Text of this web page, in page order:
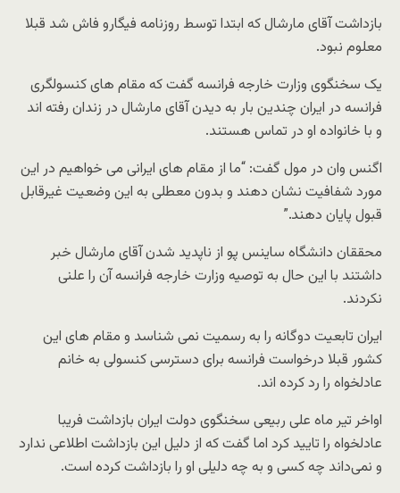
بازداشت آقای مارشال که ابتدا توسط روزنامه فیگارو فاش شد قبلا
معلوم نبود.
یک سخنگوی وزارت خارجه فرانسه گفت که مقام های کنسولگری
فرانسه در ایران چندین بار به دیدن آقای مارشال در زندان رفته اند
و با خانواده او در تماس هستند.
اگنس وان در مول گفت: “ما از مقام های ایرانی می خواهیم در این
مورد شفافیت نشان دهند و بدون معطلی به این وضعیت غیرقابل
قبول پایان دهند.”
محققان دانشگاه ساینس پو از ناپدید شدن آقای مارشال خبر
داشتند با این حال به توصیه وزارت خارجه فرانسه آن را علنی
نکردند.
ایران تابعیت دوگانه را به رسمیت نمی شناسد و مقام های این
کشور قبلا درخواست فرانسه برای دسترسی کنسولی به خانم
عادلخواه را رد کرده اند.
اواخر تیر ماه علی ربیعی سخنگوی دولت ایران بازداشت فریبا
عادلخواه را تایید کرد اما گفت که از دلیل این بازداشت اطلاعی ندارد
و نمی‌داند چه کسی و به چه دلیلی او را بازداشت کرده است.